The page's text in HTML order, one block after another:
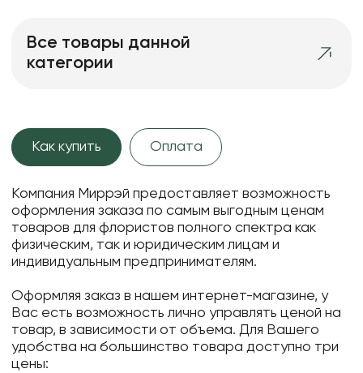
Все товары данной
категории
Как купить Оплата
Компания Миррэй предоставляет возможность
оформления заказа по самым выгодным ценам
товаров для флористов полного спектра как
физическим, так и юридическим лицам и
индивидуальным предпринимателям.
Оформляя заказ в нашем интернет-магазине, у
Вас есть возможность лично управлять ценой на
товар, в зависимости от объема. Для Вашего
удобства на большинство товара доступно три
цены: